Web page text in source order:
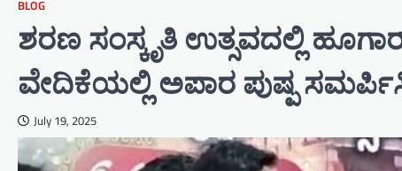
BLOG
ಶರಣ ಸಂಸ್ಕೃತಿ ಉತ್ಸವದಲ್ಲಿ
ವೇದಿಕೆಯಲ್ಲಿ ಅಪಾರ ಪುಷ್ಪ
July 19, 2025